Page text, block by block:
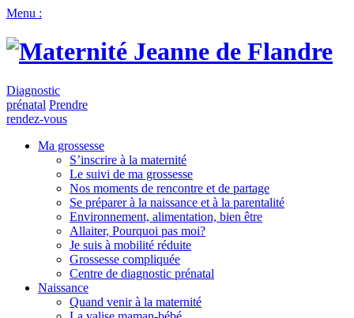
Menu :
Diagnostic
prénatal Prendre
rendez-vous
Ma grossesse
S’inscrire à la maternité
Le suivi de ma grossesse
Nos moments de rencontre et de partage
Se préparer à la naissance et à la parentalité
Environnement, alimentation, bien être
Allaiter, Pourquoi pas moi?
Je suis à mobilité réduite
Grossesse compliquée
Centre de diagnostic prénatal
Naissance
Quand venir à la maternité